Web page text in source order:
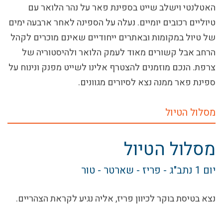
האטלנטי וישלב שייט בספינת פאר על נהר הלואר עם
טיוליים רכובים יומיים. נעלה על הספינה לאחר ארבעה ימים
של טיול במקומות ובאתרים ייחודיים שאינם מוכרים לקהל
הרחב אבל קשורים מאוד לעמק הלואר ולהיסטוריה של
צרפת. הנכם מוזמנים להצטרף אלינו לשייט מפנק ונינוח על
ספינת פאר ממנה נצא לסיורים מגוונים.
מסלול הטיול
מסלול הטיול
יום 1 נתב"ג - פריז - שארטר - טור
נצא בטיסת בוקר לכיוון פריז, אליה נגיע לקראת הצהריים.